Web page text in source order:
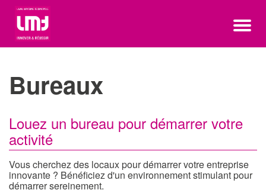
Bureaux
Louez un bureau pour démarrer votre
activité
Vous cherchez des locaux pour démarrer votre entreprise
innovante ? Bénéficiez d'un environnement stimulant pour
démarrer sereinement.